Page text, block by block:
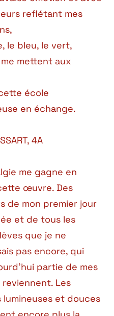
reflétant mes
le bleu, le vert,
me mettent aux
école
en échange.
4A
me gagne en
œuvre. Des
de mon premier jour
et de tous les
que je ne
pas encore, qui
partie de mes
reviennent. Les
lumineuses et douces